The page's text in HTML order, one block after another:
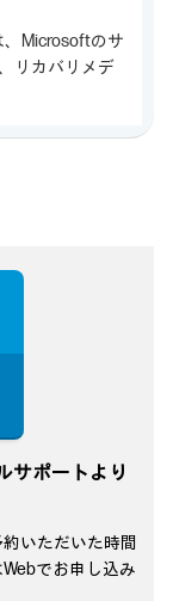
Microsoftのサ
リカバリメデ
サポートより
いただいた時間
でお申し込み